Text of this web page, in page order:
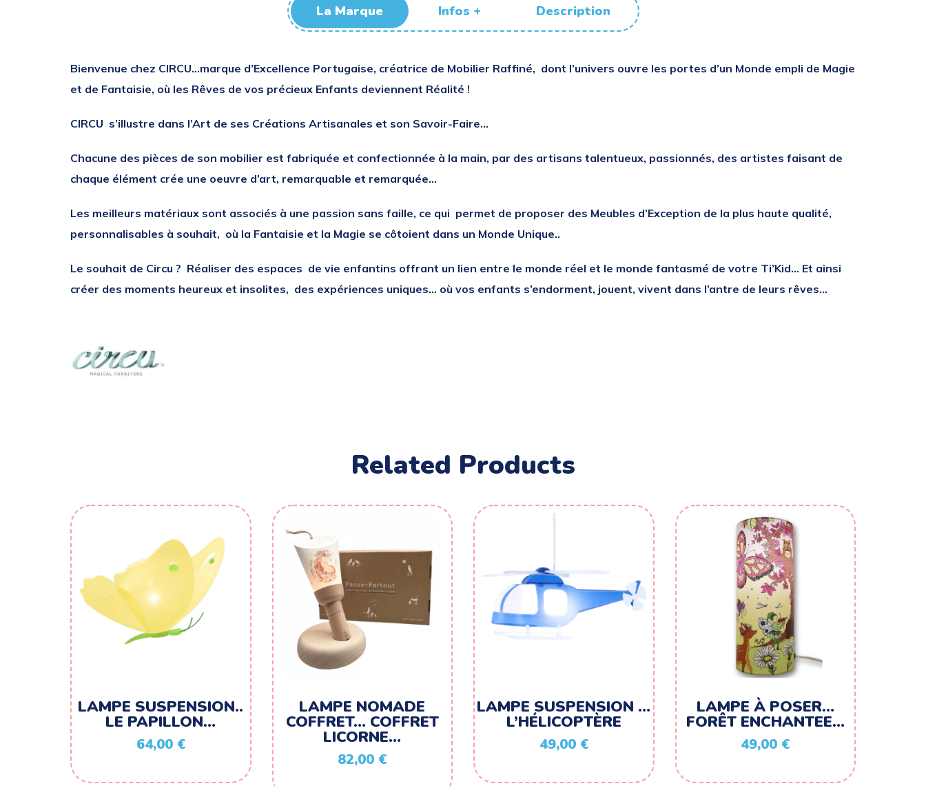
La Marque Infos + Description
Bienvenue chez CIRCU…marque d’Excellence Portugaise, créatrice de Mobilier Raffiné, dont l’univers ouvre les portes d’un Monde empli de Magie
et de Fantaisie, où les Rêves de vos précieux Enfants deviennent Réalité !
CIRCU s’illustre dans l’Art de ses Créations Artisanales et son Savoir-Faire…
Chacune des pièces de son mobilier est fabriquée et confectionnée à la main, par des artisans talentueux, passionnés, des artistes faisant de
chaque élément crée une oeuvre d’art, remarquable et remarquée…
Les meilleurs matériaux sont associés à une passion sans faille, ce qui permet de proposer des Meubles d’Exception de la plus haute qualité,
personnalisables à souhait, où la Fantaisie et la Magie se côtoient dans un Monde Unique..
Le souhait de Circu ? Réaliser des espaces de vie enfantins offrant un lien entre le monde réel et le monde fantasmé de votre Ti’Kid… Et ainsi
créer des moments heureux et insolites, des expériences uniques… où vos enfants s’endorment, jouent, vivent dans l’antre de leurs rêves…
Related Products
LAMPE SUSPENSION..
LE PAPILLON…
64,00 €
LAMPE NOMADE
COFFRET… COFFRET
LICORNE…
82,00 €
LAMPE SUSPENSION …
L’HÉLICOPTÈRE
49,00 €
LAMPE À POSER…
FORÊT ENCHANTEE…
49,00 €